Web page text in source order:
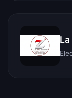
La